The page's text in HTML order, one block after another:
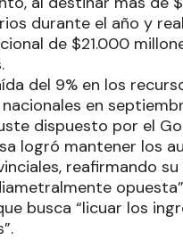
durante el año y
de $21.000
del 9% en los
en
dispuesto por el
logró mantener los
reafirmando
busca “licuar los